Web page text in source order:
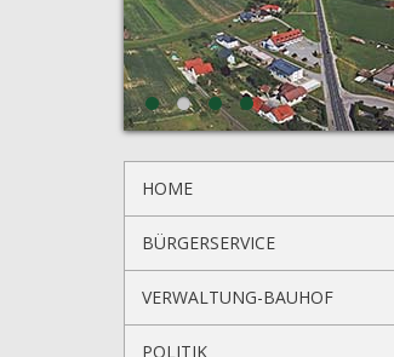
HOME
BÜRGERSERVICE
VERWALTUNG-BAUHOF
POLITIK